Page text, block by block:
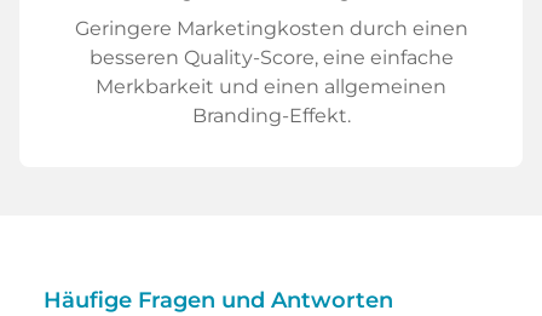
Geringere Marketingkosten durch einen
besseren Quality-Score, eine einfache
Merkbarkeit und einen allgemeinen
Branding-Effekt.
Häufige Fragen und Antworten